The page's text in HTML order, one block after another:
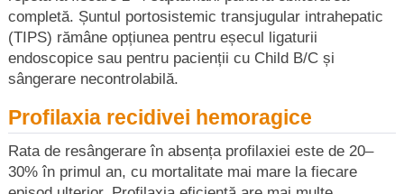
completă. Șuntul portosistemic transjugular intrahepatic
(TIPS) rămâne opțiunea pentru eșecul ligaturii
endoscopice sau pentru pacienții cu Child B/C și
sângerare necontrolabilă.
Profilaxia recidivei hemoragice
Rata de resângerare în absența profilaxiei este de 20–
30% în primul an, cu mortalitate mai mare la fiecare